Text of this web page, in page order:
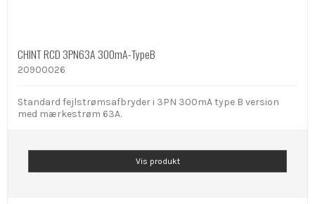
CHINT RCD 3PN63A 300mA-TypeB
20900026
Standard fejlstrømsafbryder i 3PN 300mA type B version
med mærkestrøm 63A.
Vis produkt